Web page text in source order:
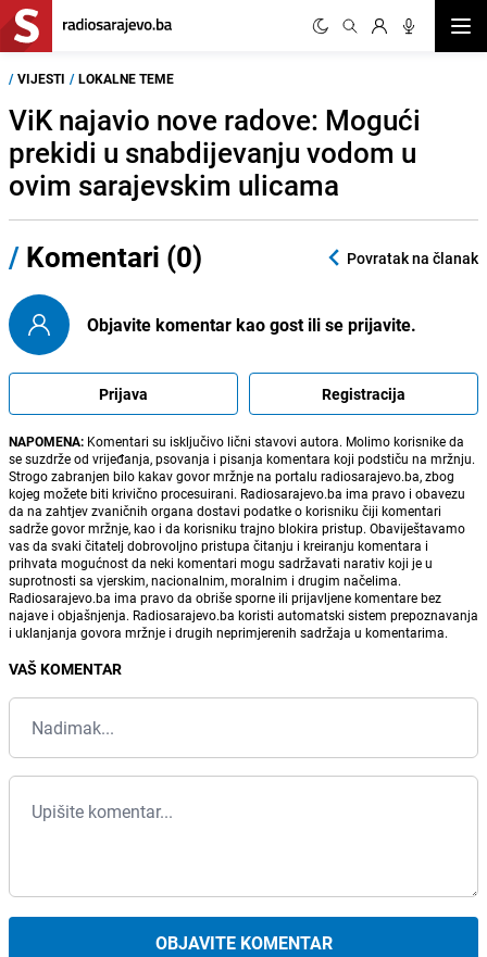
/ VIJESTI / LOKALNE TEME
ViK najavio nove radove: Mogući
prekidi u snabdijevanju vodom u
ovim sarajevskim ulicama
/ Komentari (0) Povratak na članak
Objavite komentar kao gost ili se prijavite.
Prijava Registracija
NAPOMENA: Komentari su isključivo lični stavovi autora. Molimo korisnike da
se suzdrže od vrijeđanja, psovanja i pisanja komentara koji podstiču na mržnju.
Strogo zabranjen bilo kakav govor mržnje na portalu radiosarajevo.ba, zbog
kojeg možete biti krivično procesuirani. Radiosarajevo.ba ima pravo i obavezu
da na zahtjev zvaničnih organa dostavi podatke o korisniku čiji komentari
sadrže govor mržnje, kao i da korisniku trajno blokira pristup. Obaviještavamo
vas da svaki čitatelj dobrovoljno pristupa čitanju i kreiranju komentara i
prihvata mogućnost da neki komentari mogu sadržavati narativ koji je u
suprotnosti sa vjerskim, nacionalnim, moralnim i drugim načelima.
Radiosarajevo.ba ima pravo da obriše sporne ili prijavljene komentare bez
najave i objašnjenja. Radiosarajevo.ba koristi automatski sistem prepoznavanja
i uklanjanja govora mržnje i drugih neprimjerenih sadržaja u komentarima.
VAŠ KOMENTAR
OBJAVITE KOMENTAR